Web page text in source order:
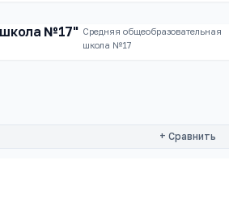
школа №17" Средняя общеобразовательная
школа №17
+ Сравнить